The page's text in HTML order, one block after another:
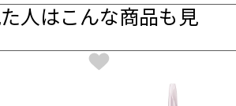
人はこんな商品も見